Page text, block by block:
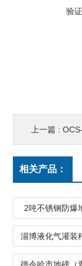
验
上一篇 : OCS-
相关产品：
2吨不锈钢防爆